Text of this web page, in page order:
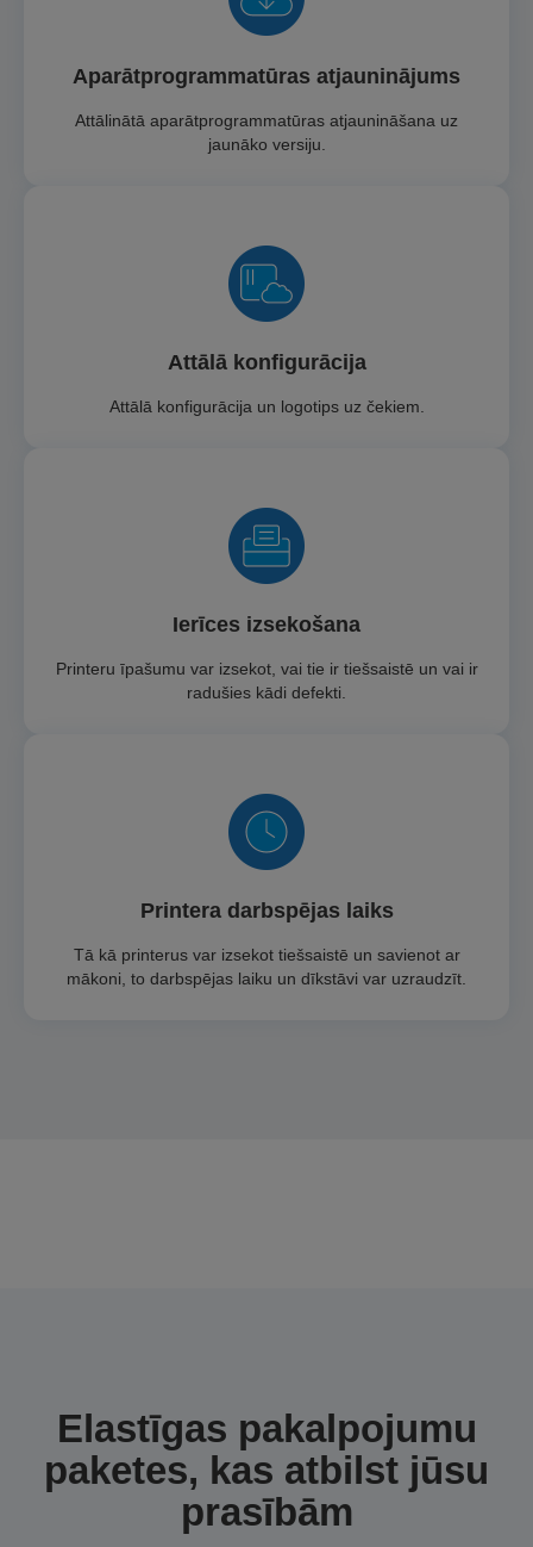
Aparātprogrammatūras atjauninājums
Attālinātā aparātprogrammatūras atjaunināšana uz
jaunāko versiju.
Attālā konfigurācija
Attālā konfigurācija un logotips uz čekiem.
Ierīces izsekošana
Printeru īpašumu var izsekot, vai tie ir tiešsaistē un vai ir
radušies kādi defekti.
Printera darbspējas laiks
Tā kā printerus var izsekot tiešsaistē un savienot ar
mākoni, to darbspējas laiku un dīkstāvi var uzraudzīt.
Elastīgas pakalpojumu
paketes, kas atbilst jūsu
prasībām